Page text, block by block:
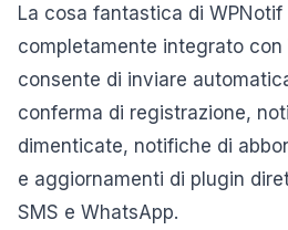
La cosa fantastica di WPNotif
completamente integrato con
consente di inviare
conferma di registrazione,
dimenticate, notifiche di
e aggiornamenti di plugin
SMS e WhatsApp.